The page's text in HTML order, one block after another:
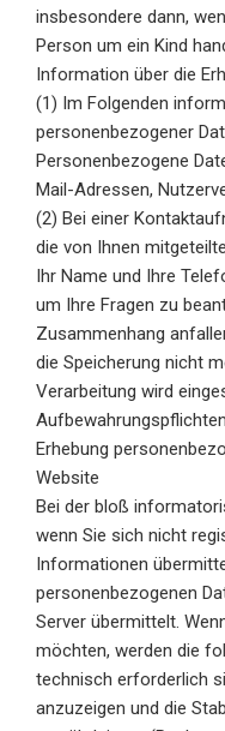
insbesondere dann,
Person um ein Kind
Information über die
(1) Im Folgenden
personenbezogener
Personenbezogene
Mail-Adressen,
(2) Bei einer
die von Ihnen
Ihr Name und Ihre
um Ihre Fragen zu
Zusammenhang
die Speicherung nicht
Verarbeitung wird
Erhebung
Website
Bei der bloß
wenn Sie sich nicht
Informationen
personenbezogenen
Server übermittelt.
möchten, werden die
technisch erforderlich
anzuzeigen und die